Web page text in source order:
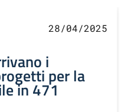
28/04/2025
i
per la
in 471